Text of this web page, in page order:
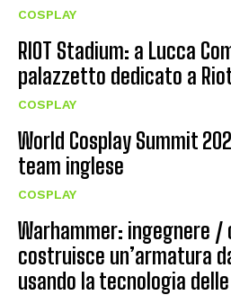
COSPLAY
RIOT Stadium: a Lucca
palazzetto dedicato a
COSPLAY
World Cosplay Summit
team inglese
COSPLAY
Warhammer: ingegnere /
costruisce un’armatura
usando la tecnologia